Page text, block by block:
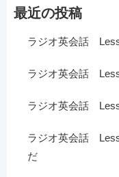
最近の投稿
ラジオ英会話
ラジオ英会話
ラジオ英会話
ラジオ英会話
だ